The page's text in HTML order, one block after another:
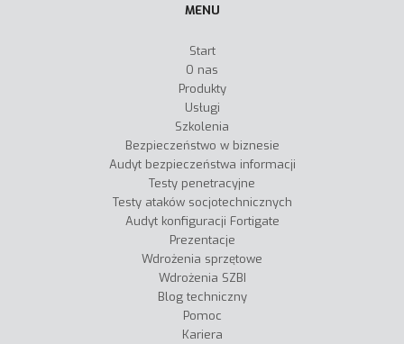
MENU
Start
O nas
Produkty
Usługi
Szkolenia
Bezpieczeństwo w biznesie
Audyt bezpieczeństwa informacji
Testy penetracyjne
Testy ataków socjotechnicznych
Audyt konfiguracji Fortigate
Prezentacje
Wdrożenia sprzętowe
Wdrożenia SZBI
Blog techniczny
Pomoc
Kariera